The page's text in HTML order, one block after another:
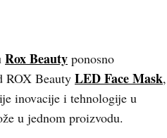
Rox Beauty ponosno
ROX Beauty LED Face Mask,
inovacije i tehnologije u
u jednom proizvodu.